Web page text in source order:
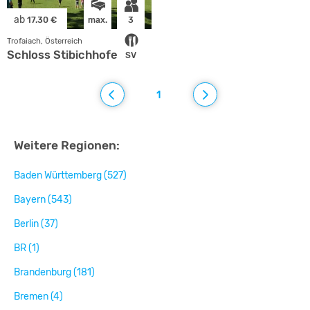
ab 17.30 € max. 3
SV
Trofaiach, Österreich
Schloss Stibichhofen
1
Weitere Regionen:
Baden Württemberg (527)
Bayern (543)
Berlin (37)
BR (1)
Brandenburg (181)
Bremen (4)